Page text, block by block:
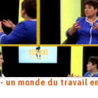
- un monde du travail en